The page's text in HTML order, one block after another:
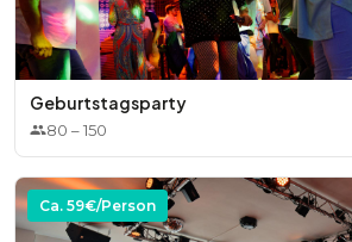
Geburtstagsparty
80 –150
Ca. 59€/Person